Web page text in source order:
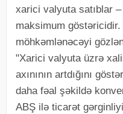
xarici valyuta satıblar
maksimum göstəricidir.
möhkəmlənəcəyi
"Xarici valyuta üzrə
axınının artdığını
daha fəal şəkildə
ABŞ ilə ticarət